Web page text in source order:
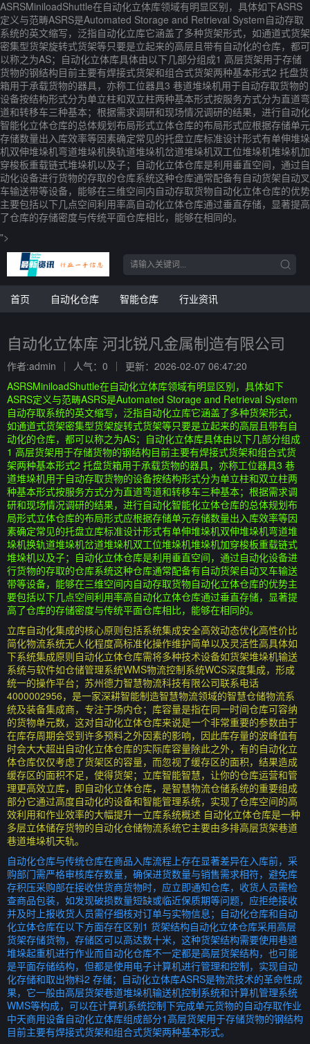
ASRSMiniloadShuttle在自动化立体库领域有明显区别，具体如下ASRS
定义与范畴ASRS是Automated Storage and Retrieval System自动存取
系统的英文缩写，泛指自动化立库它涵盖了多种货架形式，如通道式货架
密集型货架旋转式货架等只要是立起来的高层且带有自动化的仓库，都可
以称之为AS；自动化立体库具体由以下几部分组成1 高层货架用于存储
货物的钢结构目前主要有焊接式货架和组合式货架两种基本形式2 托盘货
箱用于承载货物的器具，亦称工位器具3 巷道堆垛机用于自动存取货物的
设备按结构形式分为单立柱和双立柱两种基本形式按服务方式分为直道弯
道和转移车三种基本；根据需求调研和现场情况调研的结果，进行自动化
智能化立体仓库的总体规划布局形式立体仓库的布局形式应根据存储单元
存储数量出入库效率等因素确定常见的托盘立库标准设计形式有单伸堆垛
机双伸堆垛机弯道堆垛机换轨道堆垛机岔道堆垛机双工位堆垛机堆垛机加
穿梭板重载链式堆垛机以及子；自动化立体仓库是利用垂直空间，通过自
动化设备进行货物的存取的仓库系统这种仓库通常配备有自动货架自动叉
车输送带等设备，能够在三维空间内自动存取货物自动化立体仓库的优势
主要包括以下几点空间利用率高自动化立体仓库通过垂直存储，显著提高
了仓库的存储密度与传统平面仓库相比，能够在相同的。
">
首页 自动化仓库 智能仓库 行业资讯
自动化立体库 河北锐凡金属制造有限公司
作者:admin 人气：0
更新：2026-02-07 06:47:20
ASRSMiniloadShuttle在自动化立体库领域有明显区别，具体如下
ASRS定义与范畴ASRS是Automated Storage and Retrieval System
自动存取系统的英文缩写，泛指自动化立库它涵盖了多种货架形式，
如通道式货架密集型货架旋转式货架等只要是立起来的高层且带有自
动化的仓库，都可以称之为AS；自动化立体库具体由以下几部分组成
1 高层货架用于存储货物的钢结构目前主要有焊接式货架和组合式货
架两种基本形式2 托盘货箱用于承载货物的器具，亦称工位器具3 巷
道堆垛机用于自动存取货物的设备按结构形式分为单立柱和双立柱两
种基本形式按服务方式分为直道弯道和转移车三种基本；根据需求调
研和现场情况调研的结果，进行自动化智能化立体仓库的总体规划布
局形式立体仓库的布局形式应根据存储单元存储数量出入库效率等因
素确定常见的托盘立库标准设计形式有单伸堆垛机双伸堆垛机弯道堆
垛机换轨道堆垛机岔道堆垛机双工位堆垛机堆垛机加穿梭板重载链式
堆垛机以及子；自动化立体仓库是利用垂直空间，通过自动化设备进
行货物的存取的仓库系统这种仓库通常配备有自动货架自动叉车输送
带等设备，能够在三维空间内自动存取货物自动化立体仓库的优势主
要包括以下几点空间利用率高自动化立体仓库通过垂直存储，显著提
高了仓库的存储密度与传统平面仓库相比，能够在相同的。
立库自动化集成的核心原则包括系统集成安全高效动态优化高性价比
简化物流系统无人化程度高标准化操作维护简单以及灵活性高具体如
下系统集成原则自动化立体仓库需将多种技术设备如货架堆垛机输送
系统与软件如仓储管理系统WMS物流控制系统WCS深度集成，形成
统一的操作平台；苏州德力智慧物流科技有限公司联系电话
4000002956，是一家深耕智能制造智慧物流领域的智慧仓储物流系
统及装备集成商，专注于场内仓；库容量是指在同一时间仓库可容纳
的货物单元数，这对自动化立体仓库来说是一个非常重要的参数由于
在库存周期会受到许多预料之外因素的影响，因此库存量的波峰值有
时会大大超出自动化立体仓库的实际库容量除此之外，有的自动化立
体仓库仅仅考虑了货架区的容量，而忽视了缓存区的面积，结果造成
缓存区的面积不足，使得货架；立库智能智慧，让你的仓库运营和管
理更高效立库，即自动化立体仓库，是智慧物流仓储系统的重要组成
部分它通过高度自动化的设备和智能管理系统，实现了仓库空间的高
效利用和作业效率的大幅提升一立库系统概述 自动化立体仓库是一种
多层立体储存货物的自动化仓储物流系统它主要由多排高层货架巷道
巷道堆垛机天轨。
自动化仓库与传统仓库在商品入库流程上存在显著差异在入库前，采
购部门需严格审核库存数量，确保进货数量与销售需求相符，避免库
存积压采购部在接收供货商货物时，应立即通知仓库，收货人员需检
查商品包装，如发现破损数量短缺或临近保质期等问题，应拒绝接收
并及时上报收货人员需仔细核对订单与实物信息；自动化仓库和自动
化立体仓库在以下方面存在区别1 货架结构自动化立体仓库采用高层
货架存储货物，存储区可以高达数十米，这种货架结构需要使用巷道
堆垛起重机进行作业而自动化仓库不一定都是高层货架结构，也可能
是平面存储结构，但都是使用电子计算机进行管理和控制，实现自动
化存储和取出物料2 存储；自动化立体库ASRS是物流技术的革命性成
果，它一般由高层货架巷道堆垛机输送机控制系统和计算机管理系统
WMS等构成，可以在计算机系统控制下完成单元货物的自动存取作业
中天商用设备自动化立体库组成部分1高层货架用于存储货物的钢结构
目前主要有焊接式货架和组合式货架两种基本形式。